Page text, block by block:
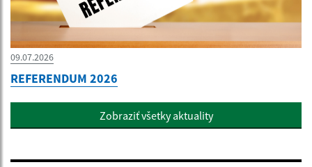
09.07.2026
REFERENDUM 2026
Zobraziť všetky aktuality